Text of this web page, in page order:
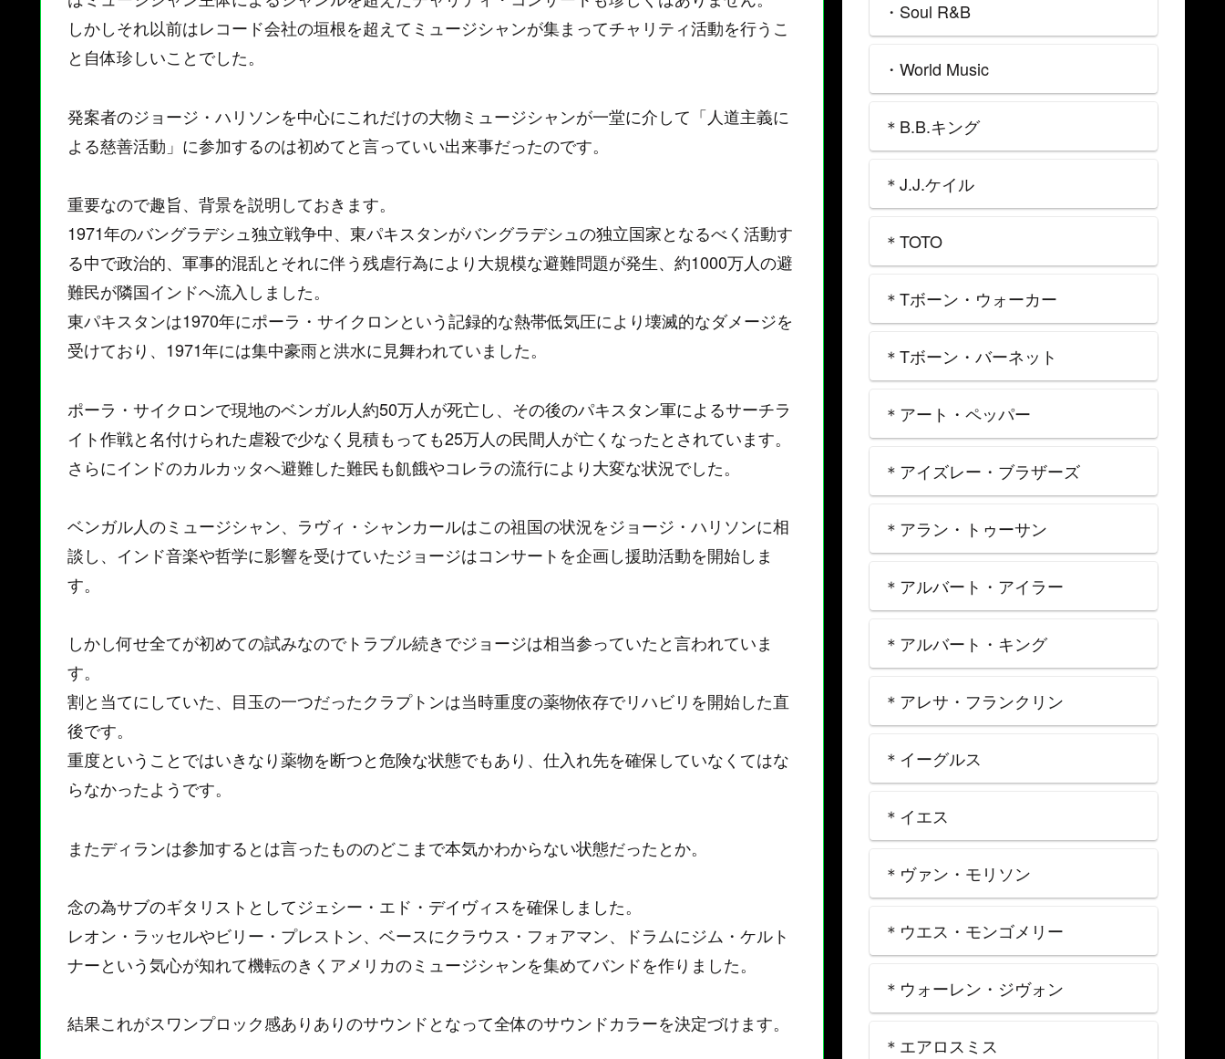
しかしそれ以前はレコード会社の垣根を超えてミュージシャンが集まってチャリティ活動を行うこ
と自体珍しいことでした。
発案者のジョージ・ハリソンを中心にこれだけの大物ミュージシャンが一堂に介して「人道主義に
よる慈善活動」に参加するのは初めてと言っていい出来事だったのです。
重要なので趣旨、背景を説明しておきます。
1971年のバングラデシュ独立戦争中、東パキスタンがバングラデシュの独立国家となるべく活動す
る中で政治的、軍事的混乱とそれに伴う残虐行為により大規模な避難問題が発生、約1000万人の避
難民が隣国インドへ流入しました。
東パキスタンは1970年にポーラ・サイクロンという記録的な熱帯低気圧により壊滅的なダメージを
受けており、1971年には集中豪雨と洪水に見舞われていました。
ポーラ・サイクロンで現地のベンガル人約50万人が死亡し、その後のパキスタン軍によるサーチラ
イト作戦と名付けられた虐殺で少なく見積もっても25万人の民間人が亡くなったとされています。
さらにインドのカルカッタへ避難した難民も飢餓やコレラの流行により大変な状況でした。
ベンガル人のミュージシャン、ラヴィ・シャンカールはこの祖国の状況をジョージ・ハリソンに相
談し、インド音楽や哲学に影響を受けていたジョージはコンサートを企画し援助活動を開始しま
す。
しかし何せ全てが初めての試みなのでトラブル続きでジョージは相当参っていたと言われていま
す。
割と当てにしていた、目玉の一つだったクラプトンは当時重度の薬物依存でリハビリを開始した直
後です。
重度ということではいきなり薬物を断つと危険な状態でもあり、仕入れ先を確保していなくてはな
らなかったようです。
またディランは参加するとは言ったもののどこまで本気かわからない状態だったとか。
念の為サブのギタリストとしてジェシー・エド・デイヴィスを確保しました。
レオン・ラッセルやビリー・プレストン、ベースにクラウス・フォアマン、ドラムにジム・ケルト
ナーという気心が知れて機転のきくアメリカのミュージシャンを集めてバンドを作りました。
結果これがスワンプロック感ありありのサウンドとなって全体のサウンドカラーを決定づけます。
・Soul R&B
・World Music
＊B.B.キング
＊J.J.ケイル
＊TOTO
＊Tボーン・ウォーカー
＊Tボーン・バーネット
＊アート・ペッパー
＊アイズレー・ブラザーズ
＊アラン・トゥーサン
＊アルバート・アイラー
＊アルバート・キング
＊アレサ・フランクリン
＊イーグルス
＊イエス
＊ヴァン・モリソン
＊ウエス・モンゴメリー
＊ウォーレン・ジヴォン
＊エアロスミス